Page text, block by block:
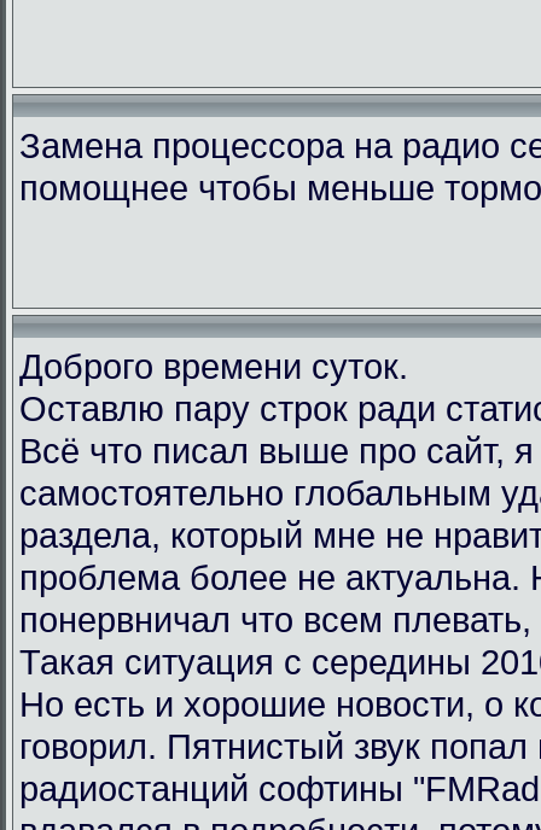
Замена процессора на радио
помощнее чтобы меньше
Доброго времени суток.
Оставлю пару строк ради
Всё что писал выше про сайт,
самостоятельно глобальным
раздела, который мне не
проблема более не актуальна.
понервничал что всем
Такая ситуация с середины
Но есть и хорошие новости, о
говорил. Пятнистый звук попал
радиостанций софтины